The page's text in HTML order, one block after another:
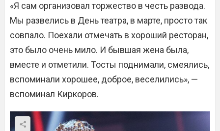
«Я сам организовал торжество в честь развода.
Мы развелись в День театра, в марте, просто так
совпало. Поехали отмечать в хороший ресторан,
это было очень мило. И бывшая жена была,
вместе и отметили. Тосты поднимали, смеялись,
вспоминали хорошее, доброе, веселились», —
вспоминал Киркоров.